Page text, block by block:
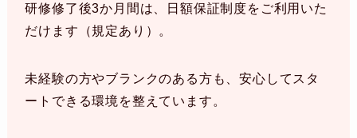
研修修了後3か月間は、日額保証制度をご利用いた
だけます（規定あり）。
未経験の方やブランクのある方も、安心してスタ
ートできる環境を整えています。